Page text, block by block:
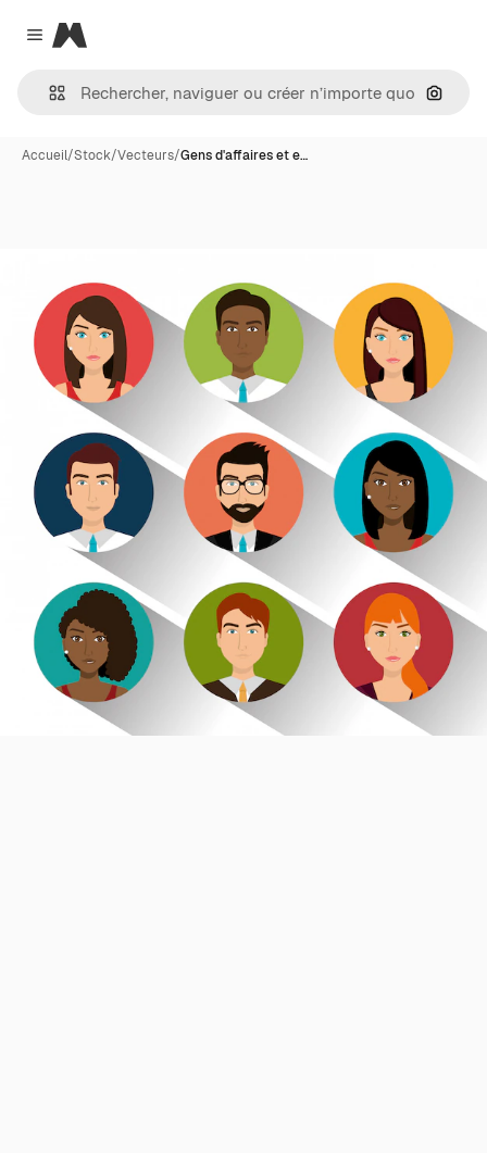
Close menu
Magnific
Accueil/Stock/Vecteurs/Gens d'affaires et e…